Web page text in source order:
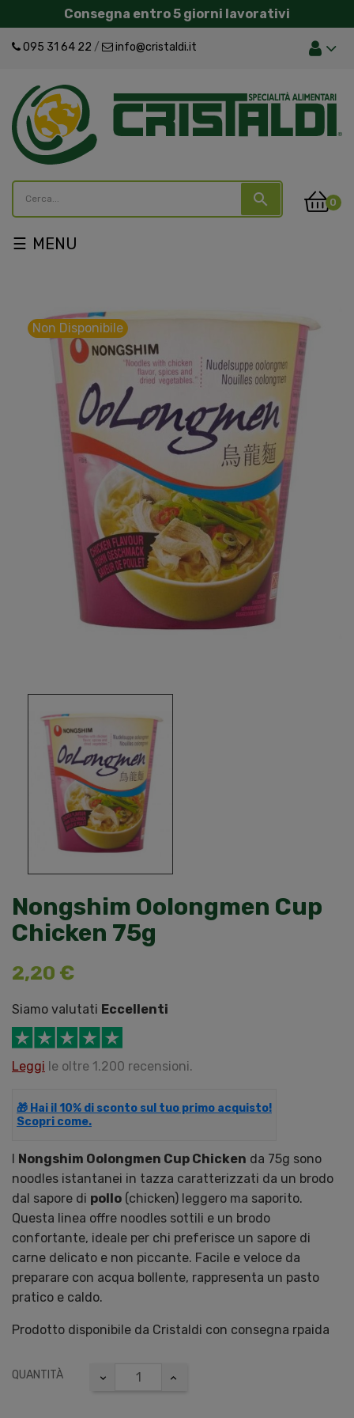
Consegna entro 5 giorni lavorativi
095 31 64 22 / info@cristaldi.it
search 0
navigazione
☰
Non Disponibile
Nongshim Oolongmen Cup
Chicken 75g
2,20 €
Siamo valutati Eccellenti
Leggi le oltre 1.200 recensioni.
🎁 Hai il 10% di sconto sul tuo primo acquisto!
Scopri come.
I Nongshim Oolongmen Cup Chicken da 75g sono
noodles istantanei in tazza caratterizzati da un brodo
dal sapore di pollo (chicken) leggero ma saporito.
Questa linea offre noodles sottili e un brodo
confortante, ideale per chi preferisce un sapore di
carne delicato e non piccante. Facile e veloce da
preparare con acqua bollente, rappresenta un pasto
pratico e caldo.
Prodotto disponibile da Cristaldi con consegna rpaida
QUANTITÀ